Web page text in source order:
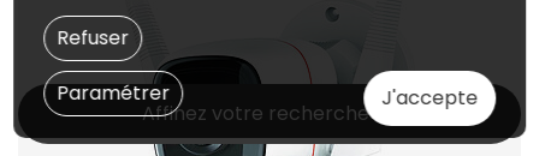
Affinez votre recherche
J'accepte
Paramétrer
Refuser